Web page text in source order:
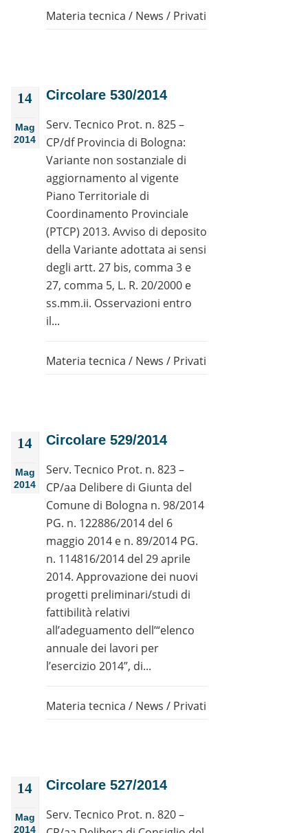
Materia tecnica / News / Privati
14
Mag
2014
Circolare 530/2014
Serv. Tecnico Prot. n. 825 –
CP/df Provincia di Bologna:
Variante non sostanziale di
aggiornamento al vigente
Piano Territoriale di
Coordinamento Provinciale
(PTCP) 2013. Avviso di deposito
della Variante adottata ai sensi
degli artt. 27 bis, comma 3 e
27, comma 5, L. R. 20/2000 e
ss.mm.ii. Osservazioni entro
il...
Materia tecnica / News / Privati
14
Mag
2014
Circolare 529/2014
Serv. Tecnico Prot. n. 823 –
CP/aa Delibere di Giunta del
Comune di Bologna n. 98/2014
PG. n. 122886/2014 del 6
maggio 2014 e n. 89/2014 PG.
n. 114816/2014 del 29 aprile
2014. Approvazione dei nuovi
progetti preliminari/studi di
fattibilità relativi
all’adeguamento dell’“elenco
annuale dei lavori per
l’esercizio 2014”, di...
Materia tecnica / News / Privati
14
Mag
2014
Circolare 527/2014
Serv. Tecnico Prot. n. 820 –